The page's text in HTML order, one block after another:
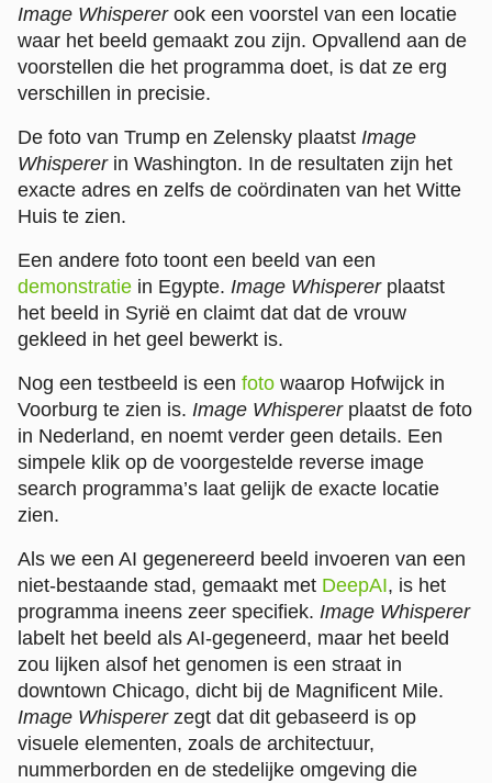
Image Whispererook een voorstel van een locatie
waar het beeld gemaakt zou zijn. Opvallend aan de
voorstellen die het programma doet, is dat ze erg
verschillen in precisie.
De foto van Trump en Zelensky plaatst Image
Whisperer in Washington. In de resultaten zijn het
exacte adres en zelfs de coördinaten van het Witte
Huis te zien.
Een andere foto toont een beeld van een
demonstratie in Egypte. Image Whisperer plaatst
het beeld in Syrië en claimt dat dat de vrouw
gekleed in het geel bewerkt is.
Nog een testbeeld is een foto waarop Hofwijck in
Voorburg te zien is. Image Whispererplaatst de foto
in Nederland, en noemt verder geen details. Een
simpele klik op de voorgestelde reverse image
search programma’s laat gelijk de exacte locatie
zien.
Als we een AI gegenereerd beeld invoeren van een
niet-bestaande stad, gemaakt met DeepAI, is het
programma ineens zeer specifiek. Image Whisperer
labelt het beeld als AI-gegeneerd, maar het beeld
zou lijken alsof het genomen is een straat in
downtown Chicago, dicht bij de Magnificent Mile.
Image Whisperer zegt dat dit gebaseerd is op
visuele elementen, zoals de architectuur,
nummerborden en de stedelijke omgeving die